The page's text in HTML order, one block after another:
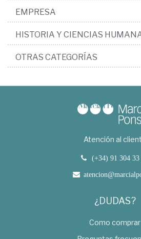
EMPRESA
HISTORIA Y CIENCIAS
OTRAS CATEGORÍAS
Atención al
(+34) 91 304 33
¿DUDAS?
Como comprar